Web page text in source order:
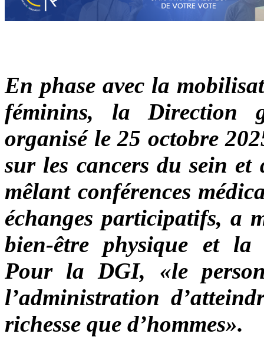
En phase avec la
féminins, la Direction
organisé le 25 octobre
sur les cancers du sein et
mêlant conférences
échanges participatifs, a
bien-être physique et la
Pour la DGI, «le
l’administration
richesse que d’hommes».